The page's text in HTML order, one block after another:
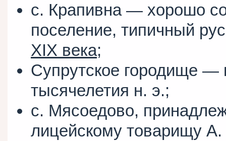
с. Крапивна — хорошо
поселение, типичный
XIX века;
Супрутское городище —
тысячелетия н. э.;
с. Мясоедово,
лицейскому товарищу